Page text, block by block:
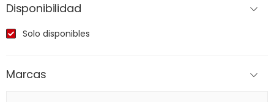
Disponibilidad
Solo disponibles
Marcas